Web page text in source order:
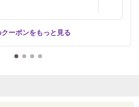
ーポンをもっと見る